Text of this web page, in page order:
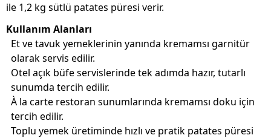
ile 1,2 kg sütlü patates püresi verir.
Kullanım Alanları
Et ve tavuk yemeklerinin yanında kremamsı garnitür
olarak servis edilir.
Otel açık büfe servislerinde tek adımda hazır, tutarlı
sunumda tercih edilir.
À la carte restoran sunumlarında kremamsı doku için
tercih edilir.
Toplu yemek üretiminde hızlı ve pratik patates püresi